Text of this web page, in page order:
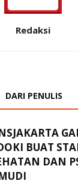
Redaksi
DARI PENULIS
BUAT
DAN